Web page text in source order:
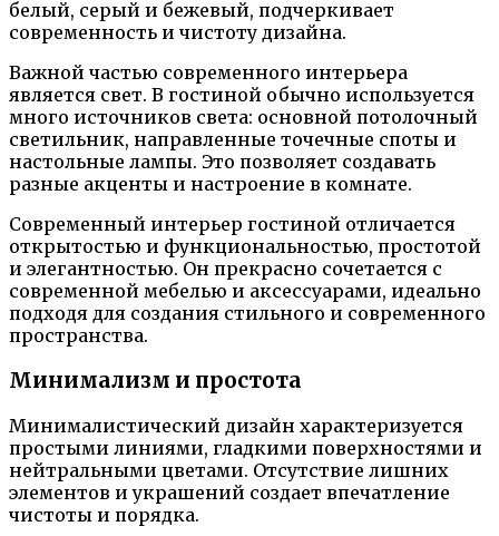
белый, серый и бежевый, подчеркивает
современность и чистоту дизайна.
Важной частью современного интерьера
является свет. В гостиной обычно используется
много источников света: основной потолочный
светильник, направленные точечные споты и
настольные лампы. Это позволяет создавать
разные акценты и настроение в комнате.
Современный интерьер гостиной отличается
открытостью и функциональностью, простотой
и элегантностью. Он прекрасно сочетается с
современной мебелью и аксессуарами, идеально
подходя для создания стильного и современного
пространства.
Минимализм и простота
Минималистический дизайн характеризуется
простыми линиями, гладкими поверхностями и
нейтральными цветами. Отсутствие лишних
элементов и украшений создает впечатление
чистоты и порядка.